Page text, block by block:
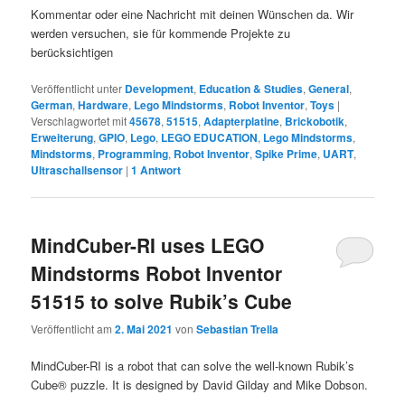
Kommentar oder eine Nachricht mit deinen Wünschen da. Wir
werden versuchen, sie für kommende Projekte zu
berücksichtigen
Veröffentlicht unter Development, Education & Studies,General,
German,Hardware, Lego Mindstorms, Robot Inventor,Toys |
Verschlagwortet mit45678,51515,Adapterplatine, Brickobotik,
Erweiterung,GPIO, Lego, LEGO EDUCATION, Lego Mindstorms,
Mindstorms, Programming, Robot Inventor,Spike Prime, UART,
Ultraschallsensor |1 Antwort
MindCuber-RI uses LEGO
Mindstorms Robot Inventor
51515 to solve Rubik’s Cube
Veröffentlicht am2. Mai 2021 vonSebastian Trella
MindCuber-RI is a robot that can solve the well-known Rubik’s
Cube® puzzle. It is designed by David Gilday and Mike Dobson.